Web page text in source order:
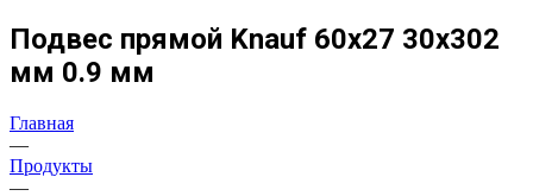
Подвес прямой Knauf 60х27 30х302
мм 0.9 мм
Главная
—
Продукты
—